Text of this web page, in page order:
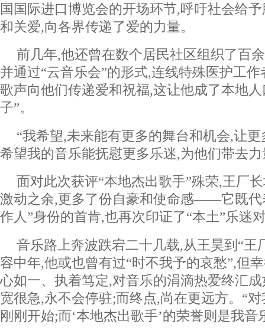
国国际进口博览会的开场环节,呼吁社会给
和关爱,向各界传递了爱的力量。
前几年,他还曾在数个居民社区组织了百
并通过“云音乐会”的形式,连线特殊医护工
歌声向他们传递爱和祝福,这让他成了本地
子”。
“我希望,未来能有更多的舞台和机会,让
希望我的音乐能抚慰更多乐迷,为他们带去
面对此次获评“本地杰出歌手”殊荣,王厂
激动之余,更多了份自豪和使命感——它既代
作人”身份的首肯,也再次印证了“本土”乐迷
音乐路上奔波跌宕二十几载,从王昊到“王
容中年,他或也曾有过“时不我予的哀愁”,但
心如一、执着笃定,对音乐的涓滴热爱终汇
宽很急,永不会停驻;而终点,尚在更远方。“
刚刚开始;而‘本地杰出歌手’的荣誉则是我音